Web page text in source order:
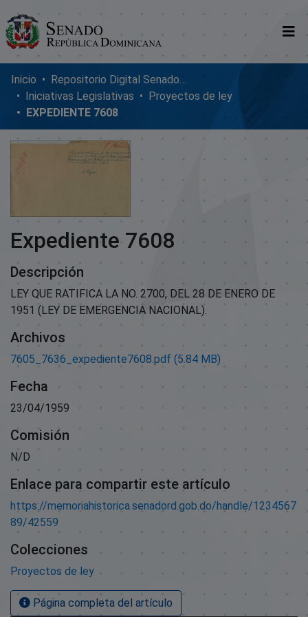
Comunidades
Glosario
Nosotros
Inicio
Repositorio Digital SenadoRD
Iniciativas Legislativas
Proyectos de ley
EXPEDIENTE 7608
Expediente 7608
Descripción
LEY QUE RATIFICA LA NO. 2700, DEL 28 DE ENERO DE
1951 (LEY DE EMERGENCIA NACIONAL).
Archivos
7605_7636_expediente7608.pdf (5.84 MB)
Fecha
23/04/1959
Comisión
N/D
Enlace para compartir este artículo
https://memoriahistorica.senadord.gob.do/handle/1234567
89/42559
Colecciones
Proyectos de ley
Página completa del artículo